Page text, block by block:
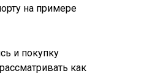
на примере
и покупку
как